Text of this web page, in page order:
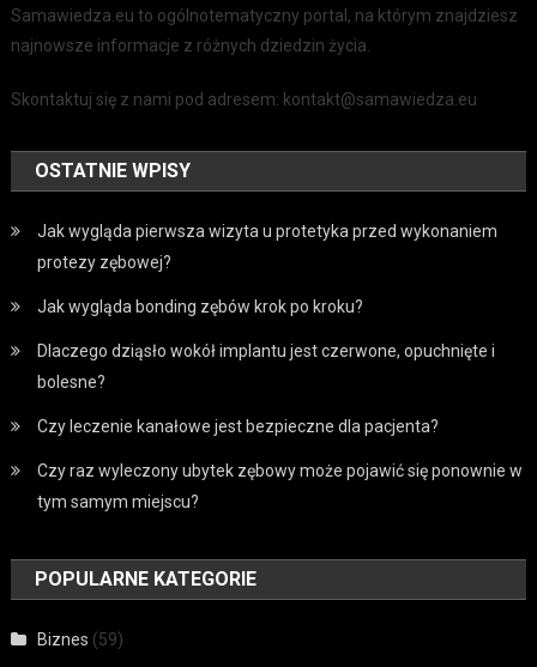
Samawiedza.eu to ogólnotematyczny portal, na którym znajdziesz
najnowsze informacje z różnych dziedzin życia.
Skontaktuj się z nami pod adresem: kontakt@samawiedza.eu
OSTATNIE WPISY
Jak wygląda pierwsza wizyta u protetyka przed wykonaniem
protezy zębowej?
Jak wygląda bonding zębów krok po kroku?
Dlaczego dziąsło wokół implantu jest czerwone, opuchnięte i
bolesne?
Czy leczenie kanałowe jest bezpieczne dla pacjenta?
Czy raz wyleczony ubytek zębowy może pojawić się ponownie w
tym samym miejscu?
POPULARNE KATEGORIE
Biznes (59)